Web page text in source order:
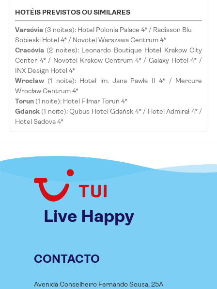
HOTÉIS PREVISTOS OU SIMILARES
Varsóvia (3 noites): Hotel Polonia Palace 4* / Radisson Blu
Sobieski Hotel 4* / Novotel Warszawa Centrum 4*
Cracóvia (2 noites): Leonardo Boutique Hotel Krakow City
Center 4* / Novotel Krakow Centrum 4* / Galaxy Hotel 4* /
INX Design Hotel 4*
Wroclaw (1 noite): Hotel im. Jana Pawła II 4* / Mercure
Wrocław Centrum 4*
Torun (1 noite): Hotel Filmar Toruń 4*
Gdansk (1 noite): Qubus Hotel Gdańsk 4* / Hotel Admirał 4* /
Hotel Sadova 4*
Live Happy
CONTACTO
Avenida Conselheiro Fernando Sousa, 25A